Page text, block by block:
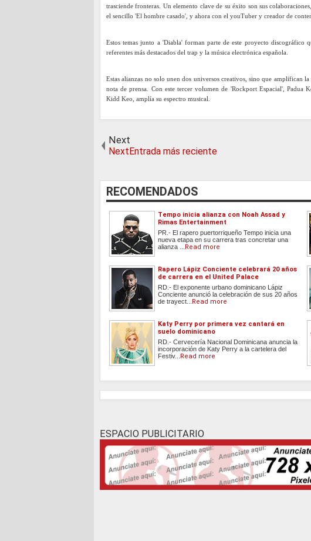
trasciende fronteras. Un elemento clave de su éxito son sus
el sencillo 'El hombre casado', y ahora con el youTuber y creador de
Estos temas junto a 'Diabla' forman parte de este proyecto
referentes más destacados del trap y la música electrónica española.
Estas alianzas no solo unen dos universos creativos, sino que amplifican
nota de prensa. Con este tercer volumen de 'Rockport Espacial', Padua
Kidd Keo, amplía su espectro musical.
Next
NextEntrada más reciente
RECOMENDADOS
Tempo inicia alianza con Noah Assad y
Rimas Entertainment
PR.- El rapero puertorriqueño Tempo inicia una
nueva etapa en su carrera tras concretar una
alianza ... Read more
Rapero Lápiz Conciente celebrará 20 años
de carrera en el United Palace
RD.- El exponente urbano dominicano Lápiz
Conciente anunció la celebración de sus 20 años
de trayect... Read more
Katy Perry por primera vez cantará en
suelo dominicano
RD.- Cervecería Nacional Dominicana anuncia la
incorporación de Katy Perry a la cartelera del
Festiv... Read more
ESPACIO PUBLICITARIO